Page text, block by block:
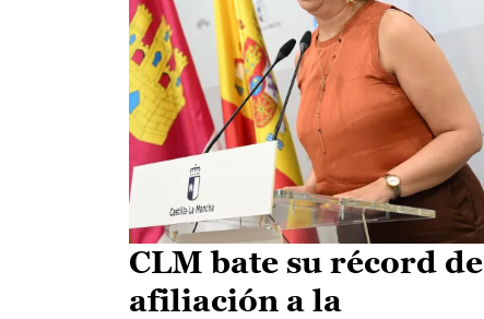
CLM bate su récord de
afiliación a la